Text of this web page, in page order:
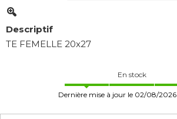
Descriptif
TE FEMELLE 20x27
En stock
Dernière mise à jour le 02/08/2026